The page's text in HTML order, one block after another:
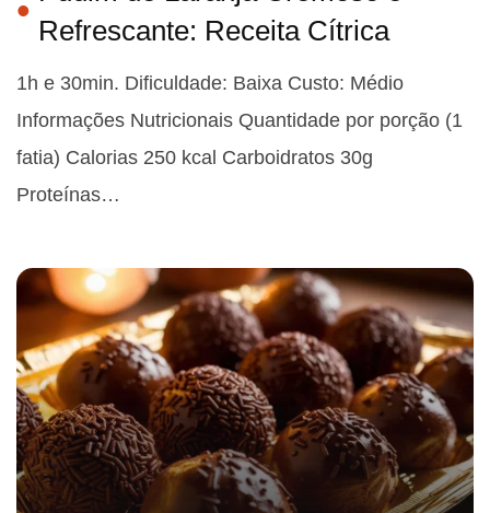
Refrescante: Receita Cítrica
1h e 30min. Dificuldade: Baixa Custo: Médio
Informações Nutricionais Quantidade por porção (1
fatia) Calorias 250 kcal Carboidratos 30g
Proteínas…